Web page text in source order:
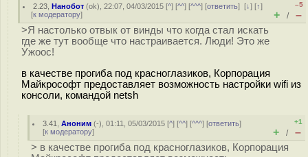
2.23 ,Нанобот (ok), 22:07, 04/03/2015 [^] [^^] [^^^] [ответить][↓] [↑]
[к модератору]
–5
+ / –
>Я настолько отвык от винды что когда стал искать
где же тут вообще что настраивается. Люди! Это же
Ужоос!
в качестве прогиба под красноглазиков, Корпорация
Майкрософт предоставляет возможность настройки wifi из
консоли, командой netsh
3.41 ,Аноним (-), 01:11, 05/03/2015 [^] [^^] [^^^] [ответить]
[к модератору]
+1
+ / –
> в качестве прогиба под красноглaзиков, Корпорация